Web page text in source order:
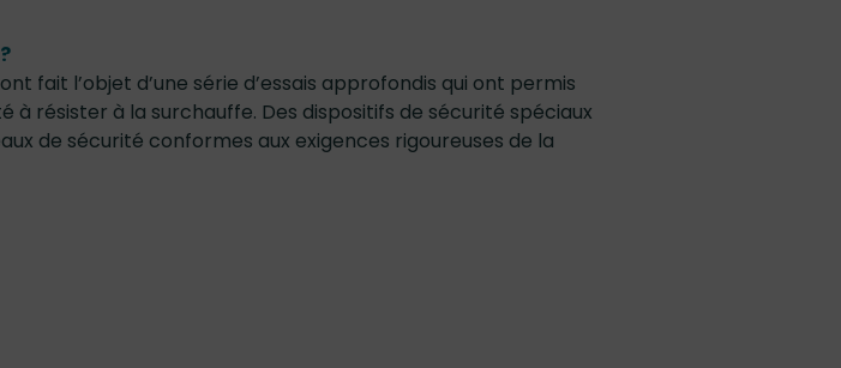
fait l’objet d’une série d’essais approfondis qui ont permis
résister à la surchauffe. Des dispositifs de sécurité spéciaux
de sécurité conformes aux exigences rigoureuses de la